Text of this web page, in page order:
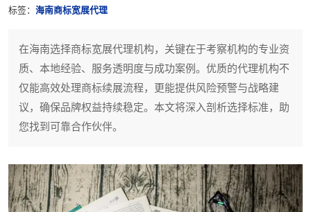
标签： 海南商标宽展代理
在海南选择商标宽展代理机构，关键在于考察机构的专业资
质、本地经验、服务透明度与成功案例。优质的代理机构不
仅能高效处理商标续展流程，更能提供风险预警与战略建
议，确保品牌权益持续稳定。本文将深入剖析选择标准，助
您找到可靠合作伙伴。